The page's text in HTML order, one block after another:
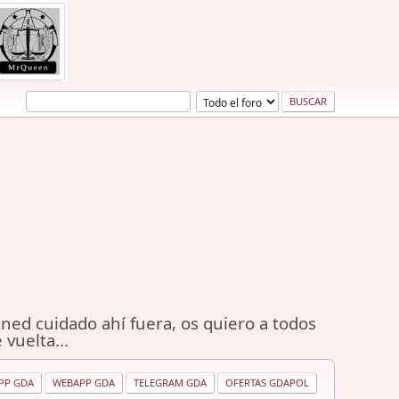
cuidado ahí fuera, os quiero a todos
vuelta...
GDA WEBAPP GDA TELEGRAM GDA OFERTAS GDAPOL